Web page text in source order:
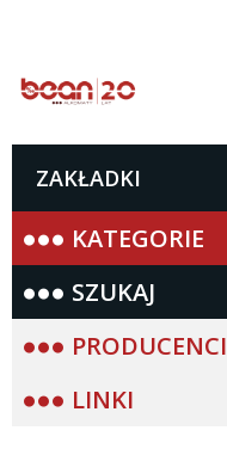
ZAKŁADKI
KATEGORIE
SZUKAJ
PRODUCENCI
LINKI